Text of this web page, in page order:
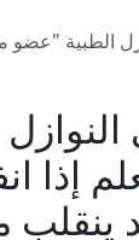
الطبية "عضو